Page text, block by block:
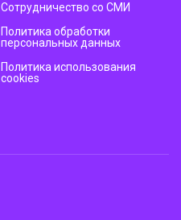
Сотрудничество со СМИ
Политика обработки
персональных данных
Политика использования
cookies